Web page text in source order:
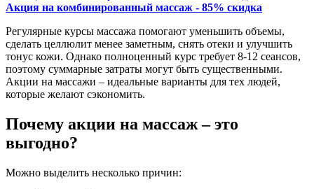
Акция на комбинированный массаж - 85% скидка
Регулярные курсы массажа помогают уменьшить объемы,
сделать целлюлит менее заметным, снять отеки и улучшить
тонус кожи. Однако полноценный курс требует 8-12 сеансов,
поэтому суммарные затраты могут быть существенными.
Акции на массажи – идеальные варианты для тех людей,
которые желают сэкономить.
Почему акции на массаж – это
выгодно?
Можно выделить несколько причин: